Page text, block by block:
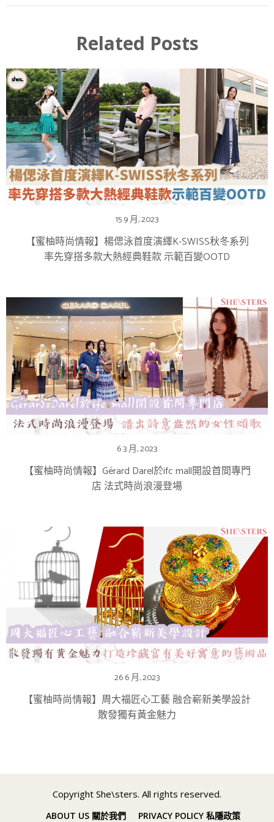
Related Posts
15 9 月, 2023
【蜜柚時尚情報】楊偲泳首度演繹K-SWISS秋冬系列
率先穿搭多款大熱經典鞋款 示範百變OOTD
6 3 月, 2023
【蜜柚時尚情報】Gérard Darel於ifc mall開設首間專門
店 法式時尚浪漫登場
26 6 月, 2023
【蜜柚時尚情報】周大福匠心工藝 融合嶄新美學設計
散發獨有黃金魅力
Copyright She\sters. All rights reserved.
ABOUT US 關於我們 PRIVACY POLICY 私隱政策